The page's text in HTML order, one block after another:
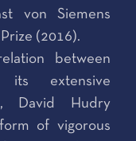
von Siemens
(2016).
between
its extensive
David Hudry
of vigorous